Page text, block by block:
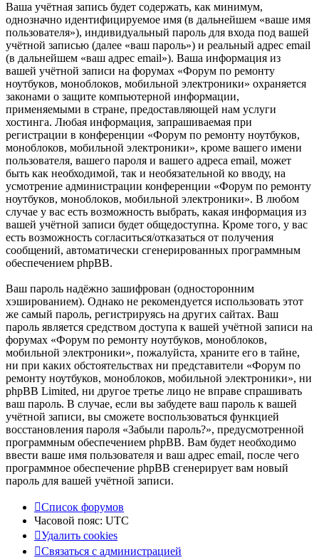
Ваша учётная запись будет содержать, как минимум,
однозначно идентифицируемое имя (в дальнейшем «ваше имя
пользователя»), индивидуальный пароль для входа под вашей
учётной записью (далее «ваш пароль») и реальный адрес email
(в дальнейшем «ваш адрес email»). Ваша информация из
вашей учётной записи на форумах «Форум по ремонту
ноутбуков, моноблоков, мобильной электроники» охраняется
законами о защите компьютерной информации,
применяемыми в стране, предоставляющей нам услуги
хостинга. Любая информация, запрашиваемая при
регистрации в конференции «Форум по ремонту ноутбуков,
моноблоков, мобильной электроники», кроме вашего имени
пользователя, вашего пароля и вашего адреса email, может
быть как необходимой, так и необязательной ко вводу, на
усмотрение администрации конференции «Форум по ремонту
ноутбуков, моноблоков, мобильной электроники». В любом
случае у вас есть возможность выбрать, какая информация из
вашей учётной записи будет общедоступна. Кроме того, у вас
есть возможность согласиться/отказаться от получения
сообщений, автоматически сгенерированных программным
обеспечением phpBB.
Ваш пароль надёжно зашифрован (односторонним
хэшированием). Однако не рекомендуется использовать этот
же самый пароль, регистрируясь на других сайтах. Ваш
пароль является средством доступа к вашей учётной записи на
форумах «Форум по ремонту ноутбуков, моноблоков,
мобильной электроники», пожалуйста, храните его в тайне,
ни при каких обстоятельствах ни представители «Форум по
ремонту ноутбуков, моноблоков, мобильной электроники», ни
phpBB Limited, ни другое третье лицо не вправе спрашивать
ваш пароль. В случае, если вы забудете ваш пароль к вашей
учётной записи, вы сможете воспользоваться функцией
восстановления пароля «Забыли пароль?», предусмотренной
программным обеспечением phpBB. Вам будет необходимо
ввести ваше имя пользователя и ваш адрес email, после чего
программное обеспечение phpBB сгенерирует вам новый
пароль для вашей учётной записи.
Список форумов
Часовой пояс: UTC
Удалить cookies
Связаться
Связаться с администрацией